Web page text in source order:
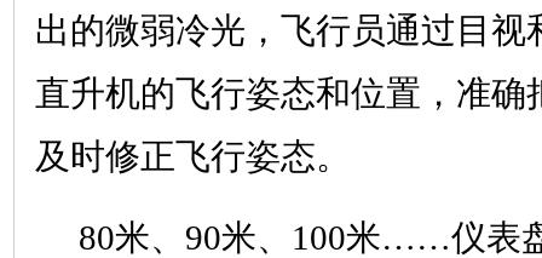
出的微弱冷光，飞行员通过目视
直升机的飞行姿态和位置，准确
及时修正飞行姿态。
80米、90米、100米……仪表